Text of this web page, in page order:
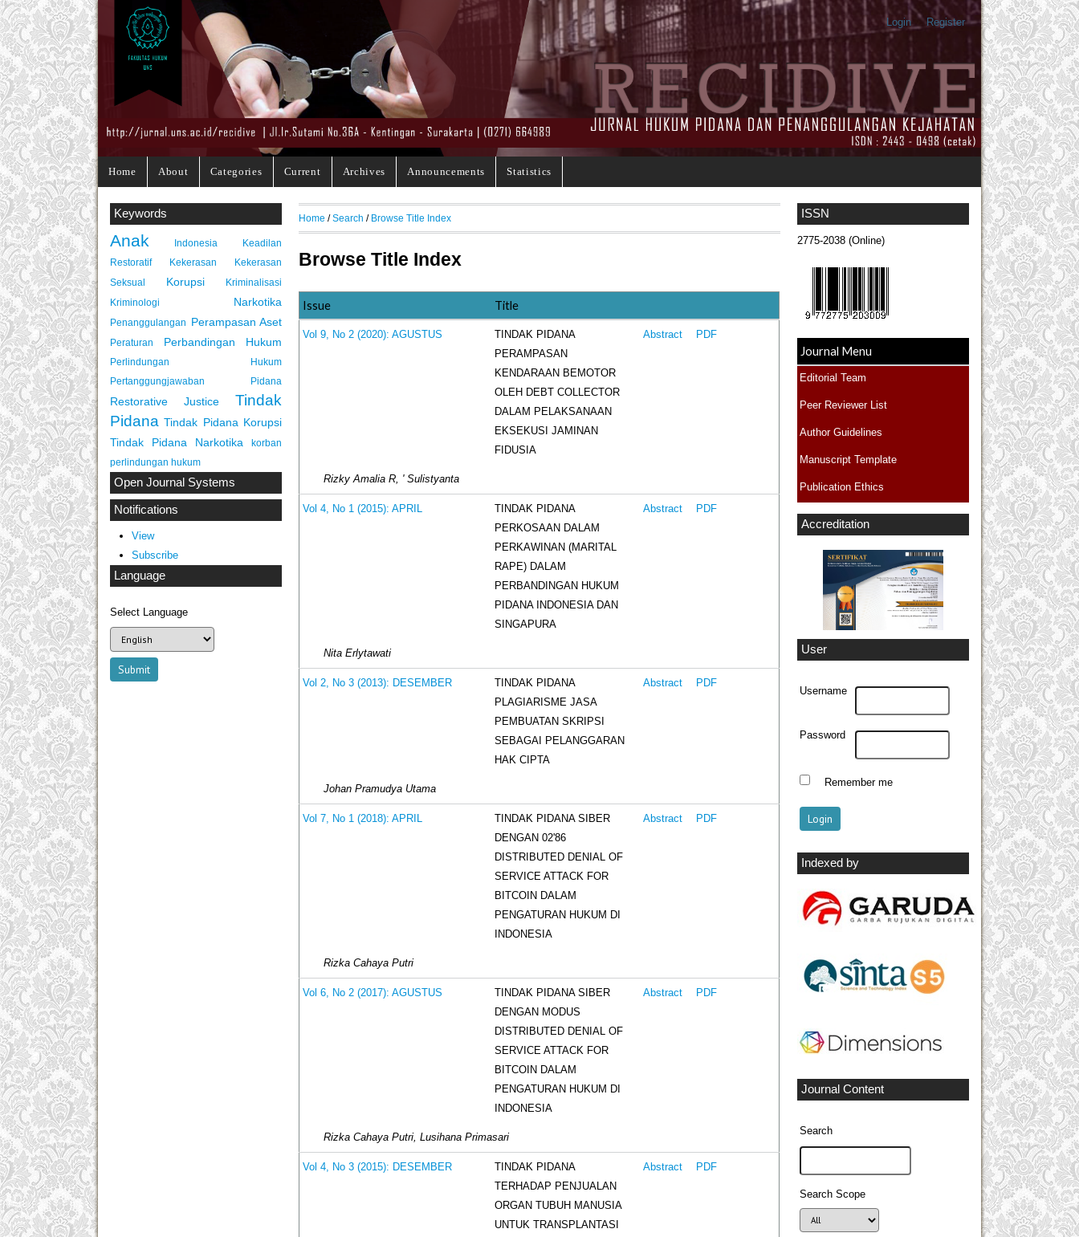
Login Register
Home About Categories Current Archives Announcements Statistics
ISSN
2775-2038 (Online)
Journal Menu
Editorial Team
Peer Reviewer List
Author Guidelines
Manuscript Template
Publication Ethics
Accreditation
User
Username
Password
Remember me
Indexed by
Journal Content
Search
Search Scope
Keywords
Anak Indonesia
Keadilan
Restoratif
Kekerasan
Kekerasan
Seksual
Korupsi
Kriminalisasi
Kriminologi
Narkotika
Penanggulangan Perampasan Aset
Peraturan Perbandingan Hukum
Perlindungan Hukum
Pertanggungjawaban Pidana
Restorative Justice
Tindak
Pidana Tindak Pidana Korupsi
Tindak Pidana Narkotika
korban
perlindungan hukum
Open Journal Systems
Notifications
View
Subscribe
Language
Select Language
Home /Search / Browse Title Index
Browse Title Index
Issue Title
Vol 9, No 2 (2020): AGUSTUS
TINDAK PIDANA
PERAMPASAN
KENDARAAN BEMOTOR
OLEH DEBT COLLECTOR
DALAM PELAKSANAAN
EKSEKUSI JAMINAN
FIDUSIA
Abstract PDF
Rizky Amalia R, ' Sulistyanta
Vol 4, No 1 (2015): APRIL
TINDAK PIDANA
PERKOSAAN DALAM
PERKAWINAN (MARITAL
RAPE) DALAM
PERBANDINGAN HUKUM
PIDANA INDONESIA DAN
SINGAPURA
Abstract PDF
Nita Erlytawati
Vol 2, No 3 (2013): DESEMBER
TINDAK PIDANA
PLAGIARISME JASA
PEMBUATAN SKRIPSI
SEBAGAI PELANGGARAN
HAK CIPTA
Abstract PDF
Johan Pramudya Utama
Vol 7, No 1 (2018): APRIL
TINDAK PIDANA SIBER
DENGAN 02'86
DISTRIBUTED DENIAL OF
SERVICE ATTACK FOR
BITCOIN DALAM
PENGATURAN HUKUM DI
INDONESIA
Abstract PDF
Rizka Cahaya Putri
Vol 6, No 2 (2017): AGUSTUS
TINDAK PIDANA SIBER
DENGAN MODUS
DISTRIBUTED DENIAL OF
SERVICE ATTACK FOR
BITCOIN DALAM
PENGATURAN HUKUM DI
INDONESIA
Abstract PDF
Rizka Cahaya Putri, Lusihana Primasari
Vol 4, No 3 (2015): DESEMBER
TINDAK PIDANA
TERHADAP PENJUALAN
ORGAN TUBUH MANUSIA
UNTUK TRANSPLANTASI
Abstract PDF